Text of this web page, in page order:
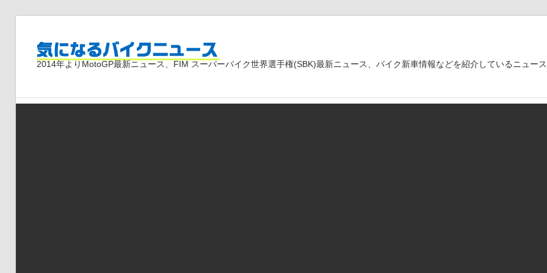
気
に
2014年よりMotoGP最新ニュース、FIM スーパーバイク世界選手権(SBK)最新ニュース、バイク新車情報などを紹介しているニュース